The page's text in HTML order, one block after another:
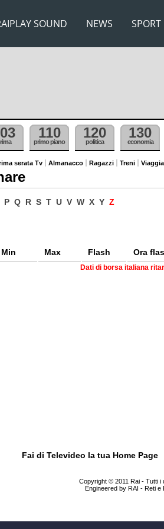
SOUND NEWS SPORT
110
primo piano
120
politica
130
economia
serata Tv Almanacco Ragazzi Treni
P Q R S T U V W X Y Z
Min Max Flash Ora
Dati di borsa italiana
Fai di Televideo la tua Home Page
Copyright © 2011 Rai - Tutti i
Engineered by RAI - Reti e